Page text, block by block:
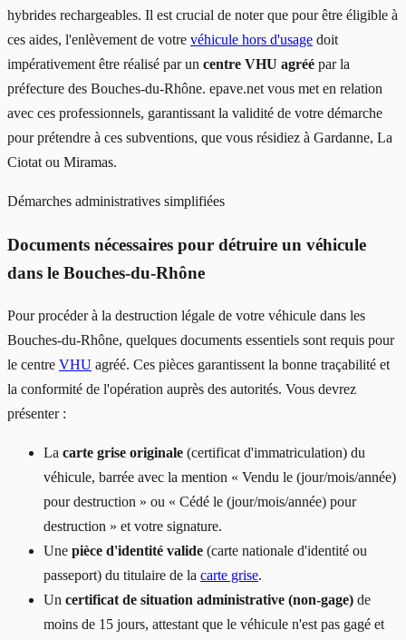
hybrides rechargeables. Il est crucial de noter que pour être éligible à
ces aides, l'enlèvement de votre véhicule hors d'usage doit
impérativement être réalisé par un centre VHU agréé par la
préfecture des Bouches-du-Rhône. epave.net vous met en relation
avec ces professionnels, garantissant la validité de votre démarche
pour prétendre à ces subventions, que vous résidiez à Gardanne, La
Ciotat ou Miramas.
Démarches administratives simplifiées
Documents nécessaires pour détruire un véhicule
dans le Bouches-du-Rhône
Pour procéder à la destruction légale de votre véhicule dans les
Bouches-du-Rhône, quelques documents essentiels sont requis pour
le centre VHU agréé. Ces pièces garantissent la bonne traçabilité et
la conformité de l'opération auprès des autorités. Vous devrez
présenter :
La carte grise originale (certificat d'immatriculation) du
véhicule, barrée avec la mention « Vendu le (jour/mois/année)
pour destruction » ou « Cédé le (jour/mois/année) pour
destruction » et votre signature.
Une pièce d'identité valide (carte nationale d'identité ou
passeport) du titulaire de la carte grise.
Un certificat de situation administrative (non-gage) de
moins de 15 jours, attestant que le véhicule n'est pas gagé et